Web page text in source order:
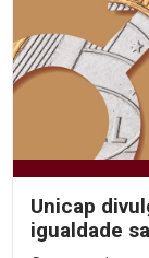
Unicap
igualdade